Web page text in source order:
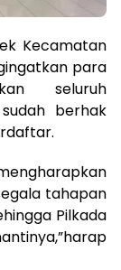
Kecamatan
para
seluruh
berhak
tahapan
Pilkada